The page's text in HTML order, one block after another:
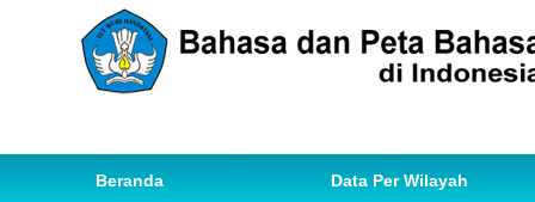
Beranda Data Per Wilayah